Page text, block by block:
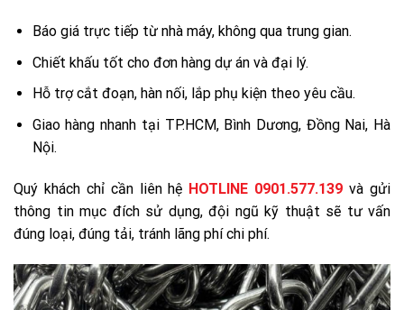
Báo giá trực tiếp từ nhà máy, không qua trung gian.
Chiết khấu tốt cho đơn hàng dự án và đại lý.
Hỗ trợ cắt đoạn, hàn nối, lắp phụ kiện theo yêu cầu.
Giao hàng nhanh tại TP.HCM, Bình Dương, Đồng Nai, Hà
Nội.
Quý khách chỉ cần liên hệ HOTLINE 0901.577.139 và gửi
thông tin mục đích sử dụng, đội ngũ kỹ thuật sẽ tư vấn
đúng loại, đúng tải, tránh lãng phí chi phí.